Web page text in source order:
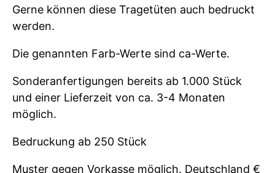
Gerne können diese Tragetüten auch bedruckt
werden.
Die genannten Farb-Werte sind ca-Werte.
Sonderanfertigungen bereits ab 1.000 Stück
und einer Lieferzeit von ca. 3-4 Monaten
möglich.
Bedruckung ab 250 Stück
Muster gegen Vorkasse möglich. Deutschland €